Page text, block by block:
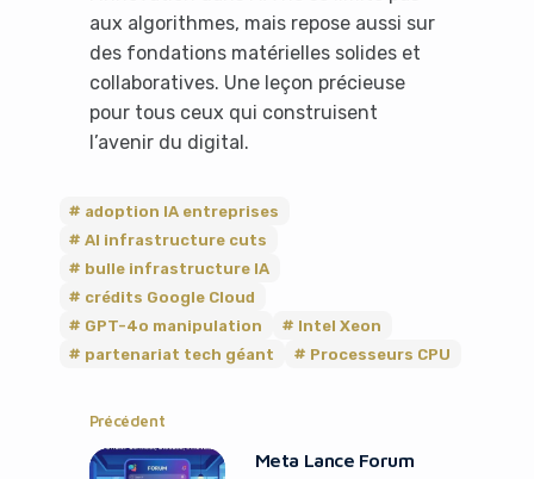
aux algorithmes, mais repose aussi sur
des fondations matérielles solides et
collaboratives. Une leçon précieuse
pour tous ceux qui construisent
l’avenir du digital.
adoption IA entreprises
AI infrastructure cuts
bulle infrastructure IA
crédits Google Cloud
GPT-4o manipulation
Intel Xeon
partenariat tech géant
Processeurs CPU
Précédent
Meta Lance Forum